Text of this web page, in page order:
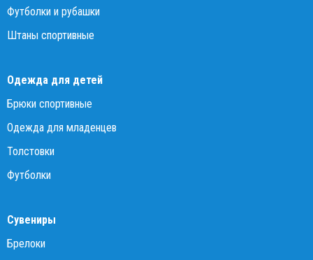
Футболки и рубашки
Штаны спортивные
Одежда для детей
Брюки спортивные
Одежда для младенцев
Толстовки
Футболки
Сувениры
Брелоки